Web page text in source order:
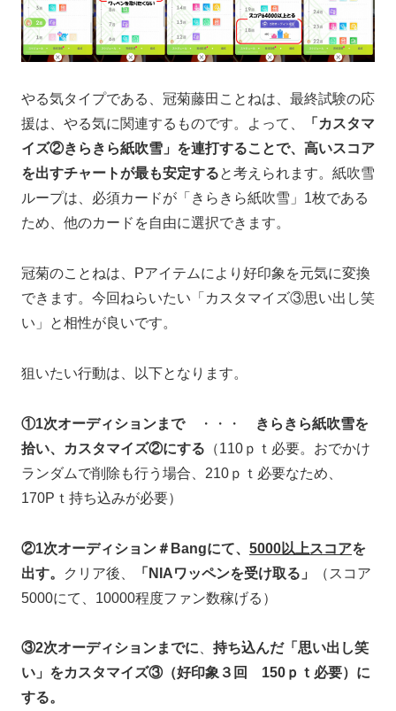
やる気タイプである、冠菊藤田ことねは、最終試験の応
援は、やる気に関連するものです。よって、
「カスタマ
イズ②きらきら紙吹雪」を連打することで、高いスコア
を出すチャートが最も安定すると考えられます。紙吹雪
ループは、必須カードが「きらきら紙吹雪」1枚である
ため、他のカードを自由に選択できます。
冠菊のことねは、Pアイテムにより好印象を元気に変換
できます。今回ねらいたい「カスタマイズ③思い出し笑
い」と相性が良いです。
狙いたい行動は、以下となります。
①1次オーディションまで・・・
きらきら紙吹雪を
拾い、カスタマイズ②にする （110ｐｔ必要。おでかけ
ランダムで削除も行う場合、210ｐｔ必要なため、
170Pｔ持ち込みが必要）
②1次オーディション＃Bangにて、 5000以上スコアを
出す。
クリア後、 「NIAワッペンを受け取る」
（スコア
5000にて、10000程度ファン数稼げる）
③2次オーディションまでに、 持ち込んだ「思い出し笑
い」をカスタマイズ③（好印象３回 150ｐｔ必要）に
する。